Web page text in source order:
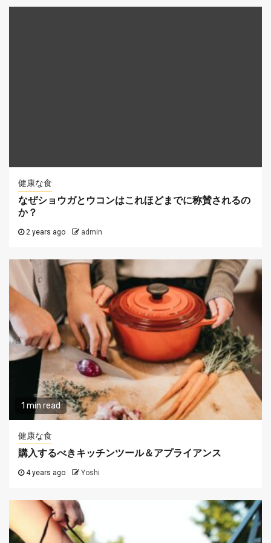
健康な食
なぜショウガとウコンはこれほどまでに称賛されるの
か？
2 years ago admin
1 min read
健康な食
購入するべきキッチンツール＆アプライアンス
4 years ago Yoshi